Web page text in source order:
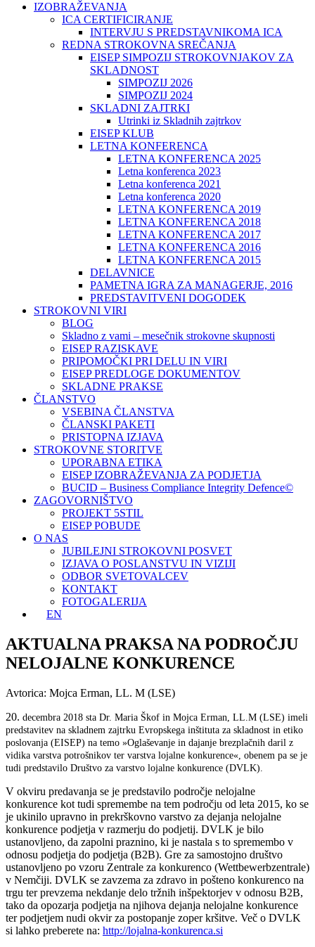
IZOBRAŽEVANJA
ICA CERTIFICIRANJE
INTERVJU S PREDSTAVNIKOMA ICA
REDNA STROKOVNA SREČANJA
EISEP SIMPOZIJ STROKOVNJAKOV ZA
SKLADNOST
SIMPOZIJ 2026
SIMPOZIJ 2024
SKLADNI ZAJTRKI
Utrinki iz Skladnih zajtrkov
EISEP KLUB
LETNA KONFERENCA
LETNA KONFERENCA 2025
Letna konferenca 2023
Letna konferenca 2021
Letna konferenca 2020
LETNA KONFERENCA 2019
LETNA KONFERENCA 2018
LETNA KONFERENCA 2017
LETNA KONFERENCA 2016
LETNA KONFERENCA 2015
DELAVNICE
PAMETNA IGRA ZA MANAGERJE, 2016
PREDSTAVITVENI DOGODEK
STROKOVNI VIRI
BLOG
Skladno z vami – mesečnik strokovne skupnosti
EISEP RAZISKAVE
PRIPOMOČKI PRI DELU IN VIRI
EISEP PREDLOGE DOKUMENTOV
SKLADNE PRAKSE
ČLANSTVO
VSEBINA ČLANSTVA
ČLANSKI PAKETI
PRISTOPNA IZJAVA
STROKOVNE STORITVE
UPORABNA ETIKA
EISEP IZOBRAŽEVANJA ZA PODJETJA
BUCID – Business Compliance Integrity Defence©
ZAGOVORNIŠTVO
PROJEKT 5STIL
EISEP POBUDE
O NAS
JUBILEJNI STROKOVNI POSVET
IZJAVA O POSLANSTVU IN VIZIJI
ODBOR SVETOVALCEV
KONTAKT
FOTOGALERIJA
EN
AKTUALNA PRAKSA NA PODROČJU
NELOJALNE KONKURENCE
Avtorica: Mojca Erman, LL. M (LSE)
20. decembra 2018 sta Dr. Maria Škof in Mojca Erman, LL.M (LSE) imeli
predstavitev na skladnem zajtrku Evropskega inštituta za skladnost in etiko
poslovanja (EISEP) na temo »Oglaševanje in dajanje brezplačnih daril z
vidika varstva potrošnikov ter varstva lojalne konkurence«, obenem pa se je
tudi predstavilo Društvo za varstvo lojalne konkurence (DVLK).
V okviru predavanja se je predstavilo področje nelojalne
konkurence kot tudi spremembe na tem področju od leta 2015, ko se
je ukinilo upravno in prekrškovno varstvo za dejanja nelojalne
konkurence podjetja v razmerju do podjetij. DVLK je bilo
ustanovljeno, da zapolni praznino, ki je nastala s to spremembo v
odnosu podjetja do podjetja (B2B). Gre za samostojno društvo
ustanovljeno po vzoru Zentrale za konkurenco (Wettbewerbzentrale)
v Nemčiji. DVLK se zavzema za zdravo in pošteno konkurenco na
trgu ter prevzema nekdanje delo tržnih inšpektorjev v odnosu B2B,
tako da opozarja podjetja na njihova dejanja nelojalne konkurence
ter podjetjem nudi okvir za postopanje zoper kršitve. Več o DVLK
si lahko preberete na: http://lojalna-konkurenca.si